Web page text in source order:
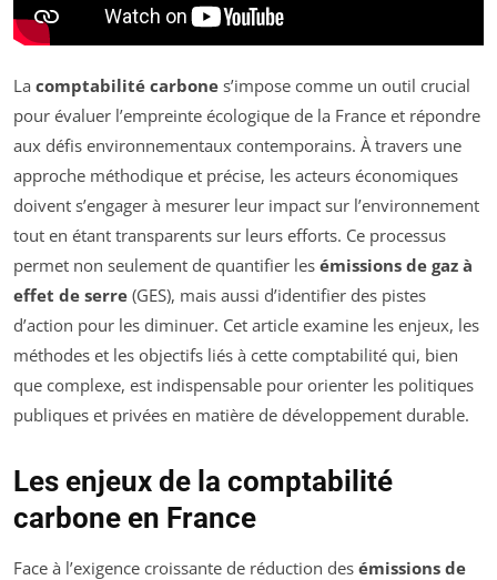
La comptabilité carbone s’impose comme un outil crucial
pour évaluer l’empreinte écologique de la France et répondre
aux défis environnementaux contemporains. À travers une
approche méthodique et précise, les acteurs économiques
doivent s’engager à mesurer leur impact sur l’environnement
tout en étant transparents sur leurs efforts. Ce processus
permet non seulement de quantifier les émissions de gaz à
effet de serre (GES), mais aussi d’identifier des pistes
d’action pour les diminuer. Cet article examine les enjeux, les
méthodes et les objectifs liés à cette comptabilité qui, bien
que complexe, est indispensable pour orienter les politiques
publiques et privées en matière de développement durable.
Les enjeux de la comptabilité
carbone en France
Face à l’exigence croissante de réduction des émissions de